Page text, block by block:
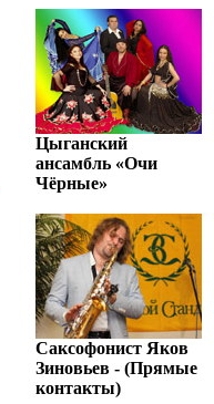
Цыганский
ансамбль «Очи
Чёрные»
Саксофонист Яков
Зиновьев - (Прямые
контакты)